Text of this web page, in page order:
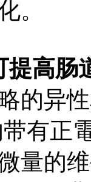
。
提高肠
的异
有正
量的